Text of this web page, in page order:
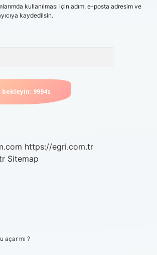
kullanılması için adım, e-posta adresim ve
kaydedilsin.
https://egri.com.tr
Sitemap
açar mı ?